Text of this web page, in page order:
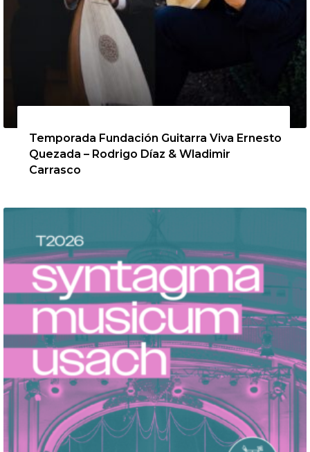
Temporada Fundación Guitarra Viva Ernesto
Quezada – Rodrigo Díaz & Wladimir
Carrasco